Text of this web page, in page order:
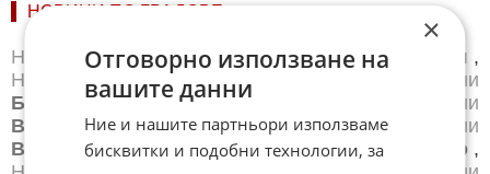
НОВИНИ ПО ГРАДОВЕ:
Новини Айтос ,Новини Балчик ,Новини Банкя ,
Новини
Банско , Новини
Новини
Бургас
,Новини Бяла ,Новини
Новини
Велико Търново , Новини Велинград
Новини
Видин
,Новини Враца ,Новини Габрово ,
×
Отговорно използване на
вашите данни
Ние и нашите партньори използваме
бисквитки и подобни технологии, за